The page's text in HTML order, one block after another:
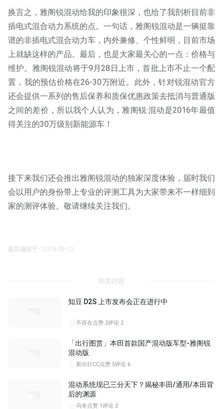
换言之，雅阁锐混动给我的印象很深，也给了我剖析目前非
插电式混合动力系统的点。一句话，雅阁锐混动是一辆挺靠
谱的非插电式混合动力车，内外兼修、个性鲜明，目前市场
上就缺这样的产品。最后，也是大家最关心的一点：价格与
维护。雅阁锐混动将于9月28日上市，首批上市不止一个配
置，我的预估价格在26-30万附近。此外，针对锐混动官方
还会提供一系列的售后保养和质保优惠政策去抵消与普通版
之间的差价，所以我个人认为，雅阁锐·混动是2016年最值
得关注的30万级别新能源车！
接下来我们还会推出雅阁锐混动的独家深度体验，届时我们
会以用户的身份带上专业的评测工具为大家带来不一样细到
家的测评体验。敬请继续关注我们。
最后编辑于 · 2016-09-13
相关内容
知豆 D2S 上市发布会正在进行中
不存在点赞 2评论 2
「出行图赏」本田首款国产混动版车型-雅阁锐
混动版
新出行CC点赞 5评论 6
混动系统现已三分天下？揭秘丰田/通用/本田背
后的渊源
乌冬点赞 1 评论 2